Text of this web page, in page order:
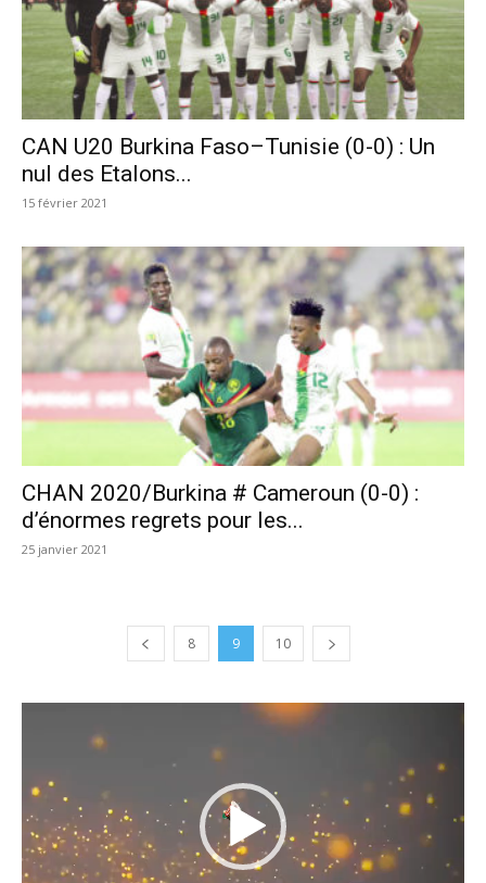
CAN U20 Burkina Faso–Tunisie (0-0) : Un
nul des Etalons...
15 février 2021
CHAN 2020/Burkina # Cameroun (0-0) :
d’énormes regrets pour les...
25 janvier 2021
8 9 10